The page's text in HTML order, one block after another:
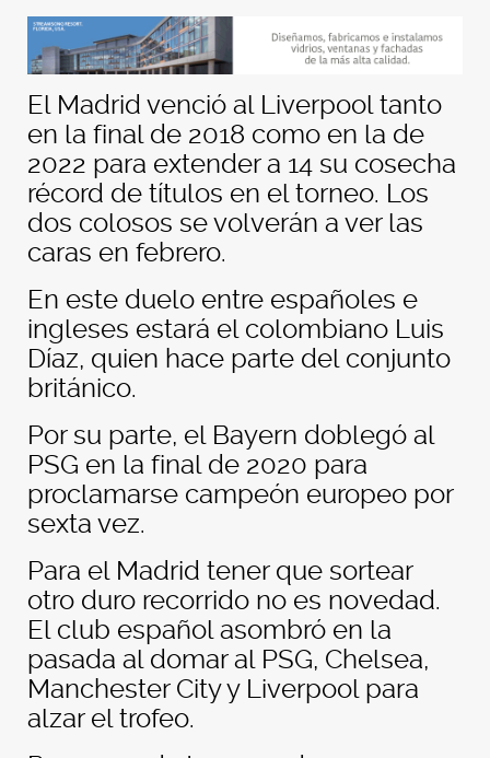
El Madrid venció al Liverpool tanto
en la final de 2018 como en la de
2022 para extender a 14 su cosecha
récord de títulos en el torneo. Los
dos colosos se volverán a ver las
caras en febrero.
En este duelo entre españoles e
ingleses estará el colombiano Luis
Díaz, quien hace parte del conjunto
británico.
Por su parte, el Bayern doblegó al
PSG en la final de 2020 para
proclamarse campeón europeo por
sexta vez.
Para el Madrid tener que sortear
otro duro recorrido no es novedad.
El club español asombró en la
pasada al domar al PSG, Chelsea,
Manchester City y Liverpool para
alzar el trofeo.